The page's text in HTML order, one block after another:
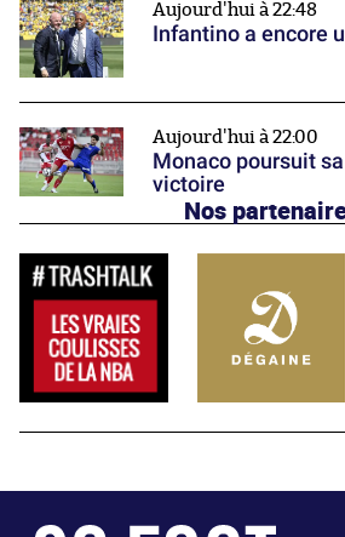
Aujourd'hui à 22:48
Infantino a encore
Aujourd'hui à 22:00
Monaco poursuit
victoire
Nos